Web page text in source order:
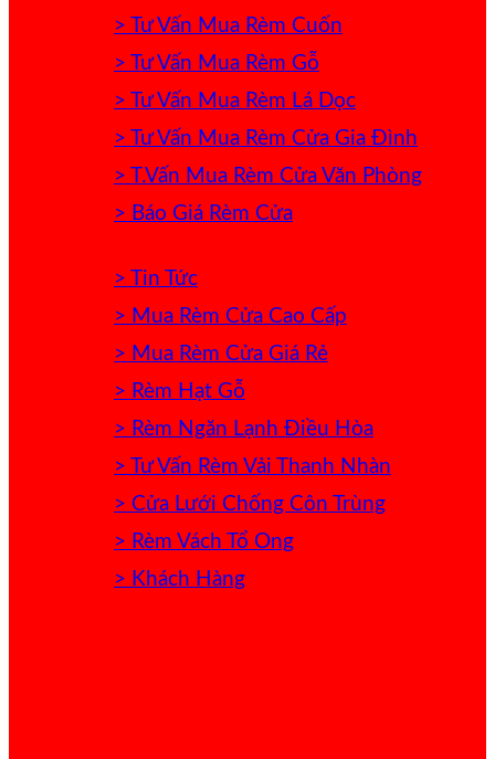
> Tư Vấn Mua Rèm Cuốn
> Tư Vấn Mua Rèm Gỗ
> Tư Vấn Mua Rèm Lá Dọc
> Tư Vấn Mua Rèm Cửa Gia Đình
> T.Vấn Mua Rèm Cửa Văn Phòng
> Báo Giá Rèm Cửa
> Tin Tức
> Mua Rèm Cửa Cao Cấp
> Mua Rèm Cửa Giá Rẻ
> Rèm Hạt Gỗ
> Rèm Ngăn Lạnh Điều Hòa
> Tư Vấn Rèm Vải Thanh Nhàn
> Cửa Lưới Chống Côn Trùng
> Rèm Vách Tổ Ong
> Khách Hàng